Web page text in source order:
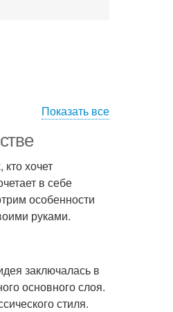
Показать все
хочет
в себе
особенности
руками.
заключалась в
основного слоя.
стиля.